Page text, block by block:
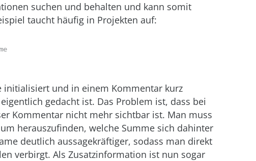
suchen und behalten und kann somit
taucht häufig in Projekten auf:
initialisiert und in einem Kommentar kurz
gedacht ist. Das Problem ist, dass bei
Kommentar nicht mehr sichtbar ist. Man muss
herauszufinden, welche Summe sich dahinter
deutlich aussagekräftiger, sodass man direkt
verbirgt. Als Zusatzinformation ist nun sogar